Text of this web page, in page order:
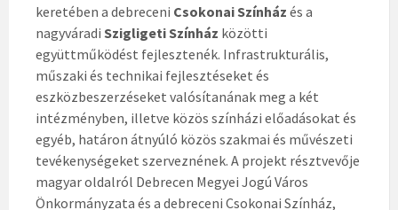
keretében a debreceni Csokonai Színház és a
nagyváradi Szigligeti Színház közötti
együttműködést fejlesztenék. Infrastrukturális,
műszaki és technikai fejlesztéseket és
eszközbeszerzéseket valósítanának meg a két
intézményben, illetve közös színházi előadásokat és
egyéb, határon átnyúló közös szakmai és művészeti
tevékenységeket szerveznének. A projekt résztvevője
magyar oldalról Debrecen Megyei Jogú Város
Önkormányzata és a debreceni Csokonai Színház,